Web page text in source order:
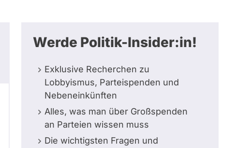
Werde Politik-Insider:in!
Exklusive Recherchen zu
Lobbyismus, Parteispenden und
Nebeneinkünften
Alles, was man über Großspenden
an Parteien wissen muss
Die wichtigsten Fragen und